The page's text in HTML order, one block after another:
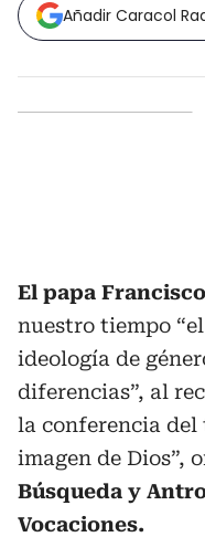
Añadir Caracol
El papa Francisco
nuestro tiempo
ideología de
diferencias”, al
la conferencia del
imagen de Dios”,
Búsqueda y
Vocaciones.